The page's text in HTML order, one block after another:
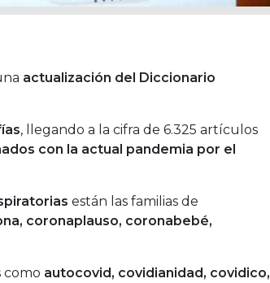
actualización del Diccionario
, llegando a la cifra de 6.325 artículos
con la actual pandemia por el
están las familias de
coronaplauso, coronabebé,
como autocovid, covidianidad, covidico,